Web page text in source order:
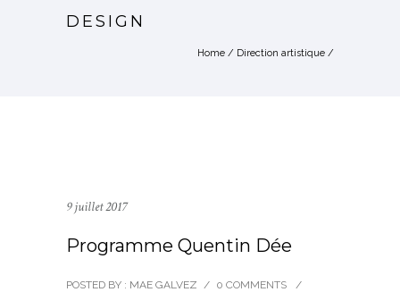
DESIGN
Home / Direction artistique /
9 juillet 2017
Programme Quentin Dée
POSTED BY : MAE GALVEZ / 0 COMMENTS
/